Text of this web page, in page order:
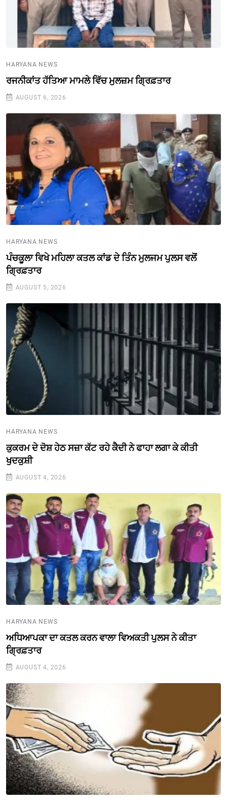
HARYANA NEWS
ਰਜਨੀਕਾਂਤ ਹੱਤਿਆ ਮਾਮਲੇ ਵਿੱਚ ਮੁਲਜ਼ਮ ਗ੍ਰਿਫ਼ਤਾਰ
AUGUST 6, 2026
HARYANA NEWS
ਪੰਚਕੂਲਾ ਵਿਖੇ ਮਹਿਲਾ ਕਤਲ ਕਾਂਡ ਦੇ ਤਿੰਨ ਮੁਲਜਮ ਪੁਲਸ ਵਲੋਂ
ਗ੍ਰਿਫ਼ਤਾਰ
AUGUST 5, 2026
HARYANA NEWS
ਕੁਕਰਮ ਦੇ ਦੋਸ਼ ਹੇਠ ਸਜ਼ਾ ਕੱਟ ਰਹੇ ਕੈਦੀ ਨੇ ਫਾਹਾ ਲਗਾ ਕੇ ਕੀਤੀ
ਖੁਦਕੁਸ਼ੀ
AUGUST 4, 2026
HARYANA NEWS
ਅਧਿਆਪਕਾ ਦਾ ਕਤਲ ਕਰਨ ਵਾਲਾ ਵਿਅਕਤੀ ਪੁਲਸ ਨੇ ਕੀਤਾ
ਗ੍ਰਿਫ਼ਤਾਰ
AUGUST 4, 2026